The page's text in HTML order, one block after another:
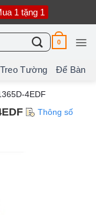
1 tặng 1
0
Treo Tường Để Bàn
4EDF
Thông số